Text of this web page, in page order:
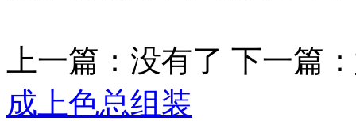
上一篇：没有了 下一篇：
成上色总组装